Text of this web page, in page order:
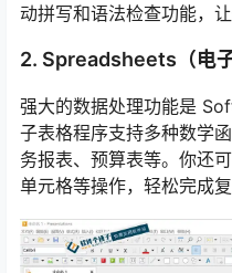
动拼写和语法检查功能，
2. Spreadsheets（电子
强大的数据处理功能是
子表格程序支持多种数学
务报表、预算表等。你还
单元格等操作，轻松完成